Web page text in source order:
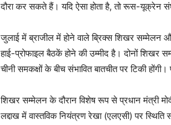
दौरा कर सकते हैं। यदि ऐसा होता है, तो रूस-यूक्रेन
जुलाई में ब्राजील में होने वाले ब्रिक्स शिखर
हाई-प्रोफाइल बैठकें होने की उम्मीद है। दोनों शिखर
चीनी समकक्षों के बीच संभावित बातचीत पर टिकी
शिखर सम्मेलन के दौरान विशेष रूप से प्रधान मंत्री
लद्दाख में वास्तविक नियंत्रण रेखा (एलएसी) पर स्थिति